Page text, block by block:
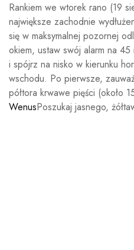
Rankiem we wtorek rano (19
największe zachodnie
się w maksymalnej pozornej
okiem, ustaw swój alarm na
i spójrz na nisko w kierunku
wschodu. Po pierwsze,
półtora krwawe pięści (około
WenusPoszukaj jasnego,